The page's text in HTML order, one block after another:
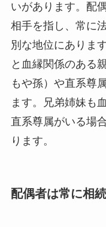
いがあります。配
相手を指し、常に
別な地位にありま
と血縁関係のある
もや孫）や直系尊
ます。兄弟姉妹も
直系尊属がいる場
ります。
配偶者は常に相